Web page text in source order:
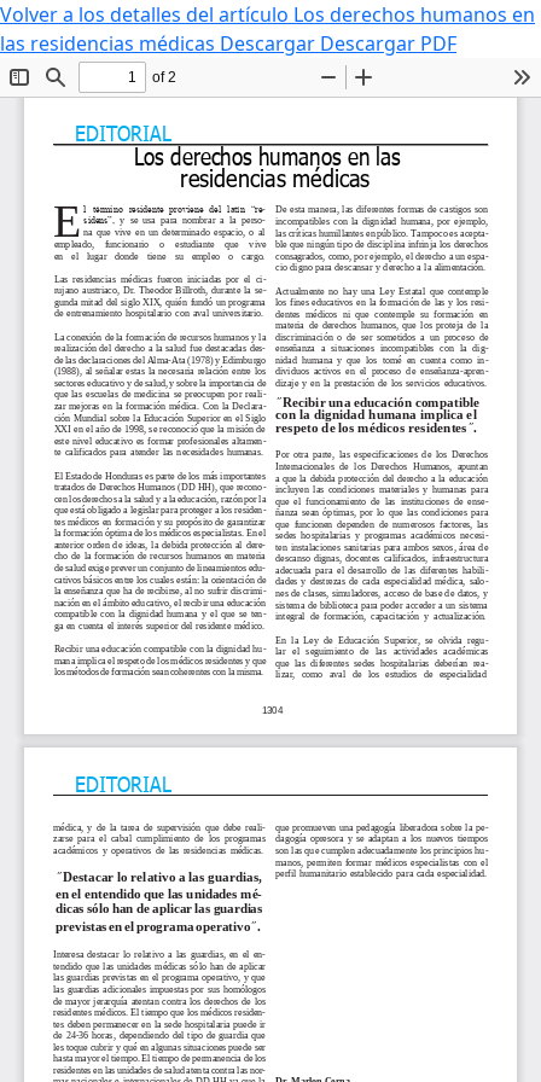
Volver a los detalles del artículo Los derechos humanos en
las residencias médicas Descargar Descargar PDF